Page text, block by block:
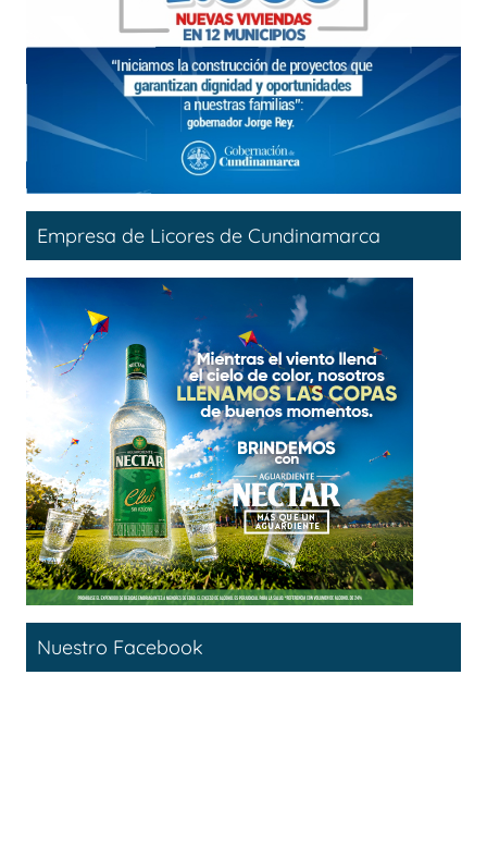
Empresa de Licores de Cundinamarca
Nuestro Facebook